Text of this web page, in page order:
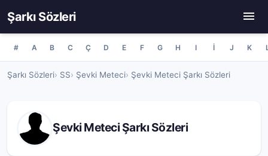
Şarkı Sözleri
# A B C Ç D E F G H I İ J K
Şarkı Sözleri SS Şevki Meteci Şevki Meteci Şarkı Sözleri
Şevki Meteci Şarkı Sözleri